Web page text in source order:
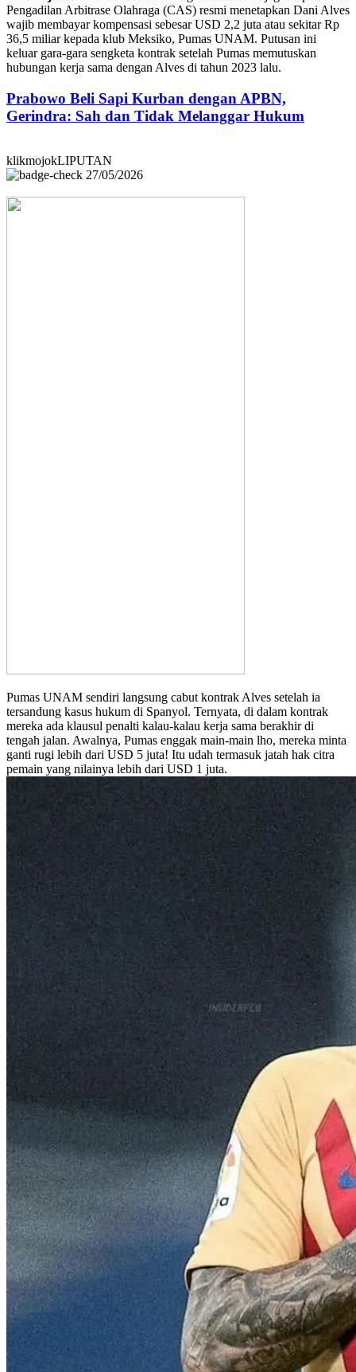
Pengadilan Arbitrase Olahraga (CAS) resmi menetapkan Dani Alves
wajib membayar kompensasi sebesar USD 2,2 juta atau sekitar Rp
36,5 miliar kepada klub Meksiko, Pumas UNAM. Putusan ini
keluar gara-gara sengketa kontrak setelah Pumas memutuskan
hubungan kerja sama dengan Alves di tahun 2023 lalu.
Prabowo Beli Sapi Kurban dengan APBN,
Gerindra: Sah dan Tidak Melanggar Hukum
klikmojokLIPUTAN
27/05/2026
Pumas UNAM sendiri langsung cabut kontrak Alves setelah ia
tersandung kasus hukum di Spanyol. Ternyata, di dalam kontrak
mereka ada klausul penalti kalau-kalau kerja sama berakhir di
tengah jalan. Awalnya, Pumas enggak main-main lho, mereka minta
ganti rugi lebih dari USD 5 juta! Itu udah termasuk jatah hak citra
pemain yang nilainya lebih dari USD 1 juta.